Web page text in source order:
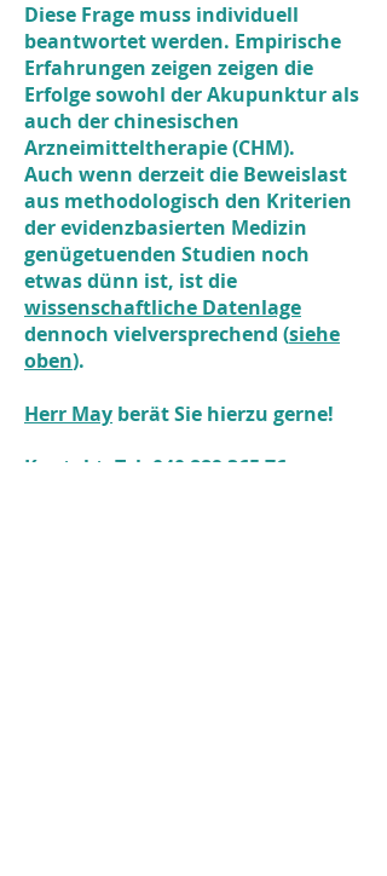
Diese Frage muss individuell
beantwortet werden. Empirische
Erfahrungen zeigen zeigen die
Erfolge sowohl der Akupunktur als
auch der chinesischen
Arzneimitteltherapie (CHM).
Auch wenn derzeit die Beweislast
aus methodologisch den Kriterien
der evidenzbasierten Medizin
genügetuenden Studien noch
etwas dünn ist, ist die
wissenschaftliche Datenlage
dennoch vielversprechend (siehe
oben).
Herr May berät Sie hierzu gerne!
Kontakt: Tel. 040 889 365 76